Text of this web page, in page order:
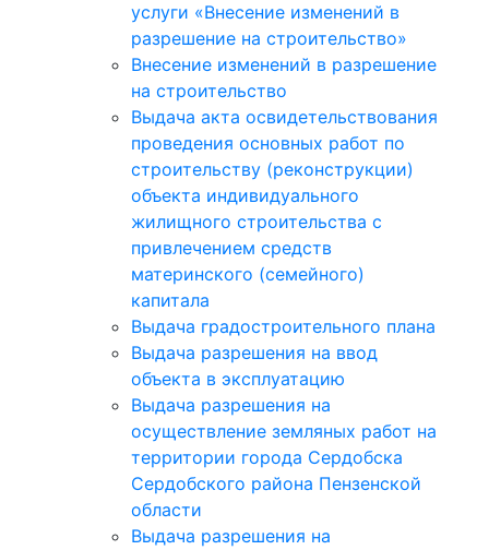
услуги «Внесение изменений в
разрешение на строительство»
Внесение изменений в разрешение
на строительство
Выдача акта освидетельствования
проведения основных работ по
строительству (реконструкции)
объекта индивидуального
жилищного строительства с
привлечением средств
материнского (семейного)
капитала
Выдача градостроительного плана
Выдача разрешения на ввод
объекта в эксплуатацию
Выдача разрешения на
осуществление земляных работ на
территории города Сердобска
Сердобского района Пензенской
области
Выдача разрешения на